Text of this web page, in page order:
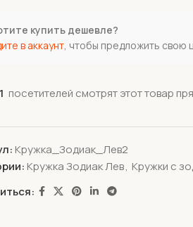
купить дешевле?
в аккаунт, чтобы предложить свою
посетителей смотрят этот товар
Кружка_Зодиак_Лев2
Кружка Зодиак Лев, Кружки с